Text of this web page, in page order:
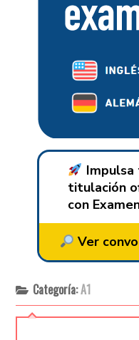
Impulsa
titulación
con
Ver
Categoría:A1